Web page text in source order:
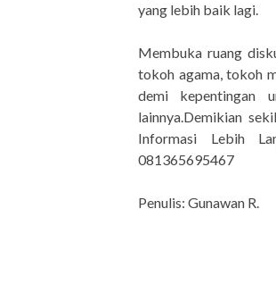
yang lebih baik lagi.
Membuka ruang
tokoh agama, tokoh
demi kepentingan
lainnya.Demikian
Informasi Lebih
081365695467
Penulis: Gunawan R.